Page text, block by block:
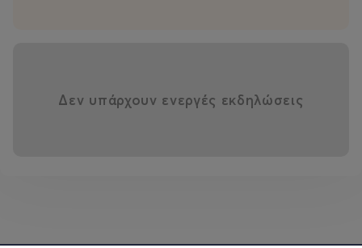
χρώματα, αφρό, φυσικά υλικά και πολλά ακόμα. Καθώς
Δεν υπάρχουν ενεργές εκδηλώσεις